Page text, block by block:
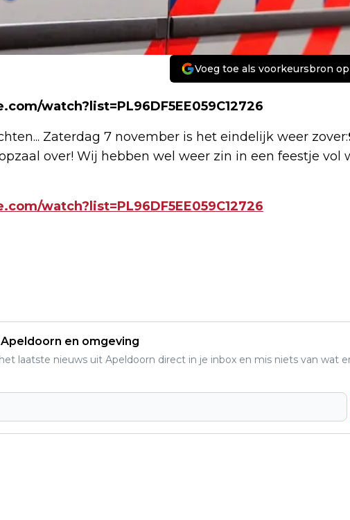
Voeg toe als voorkeursbron
watch?list=PL96DF5EE059C12726
Zaterdag 7 november is het eindelijk weer zover:
over! Wij hebben wel weer zin in een feestje vol
watch?list=PL96DF5EE059C12726
en omgeving
laatste nieuws uit Apeldoorn direct in je inbox en mis niets van wat